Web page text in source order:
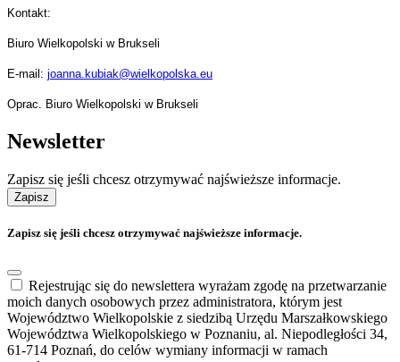
Kontakt:
Biuro Wielkopolski w Brukseli
E-mail: joanna.kubiak@wielkopolska.eu
Oprac. Biuro Wielkopolski w Brukseli
Newsletter
Zapisz się jeśli chcesz otrzymywać najświeższe informacje.
Zapisz
Zapisz się jeśli chcesz otrzymywać najświeższe informacje.
Rejestrując się do newslettera wyrażam zgodę na przetwarzanie
moich danych osobowych przez administratora, którym jest
Województwo Wielkopolskie z siedzibą Urzędu Marszałkowskiego
Województwa Wielkopolskiego w Poznaniu, al. Niepodległości 34,
61-714 Poznań, do celów wymiany informacji w ramach